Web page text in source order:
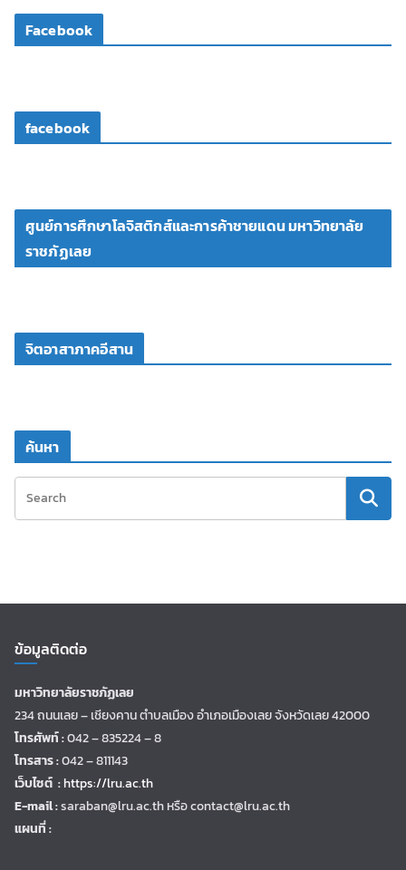
โ
Facebook
facebook
ศูนย์การศึกษาโลจิสติกส์และการค้าชายแดน มหาวิทยาลัย
ราชภัฏเลย
จิตอาสาภาคอีสาน
ค้นหา
ข้อมูลติดต่อ
มหาวิทยาลัยราชภัฏเลย
234 ถนนเลย – เชียงคาน ตำบลเมือง อำเภอเมืองเลย จังหวัดเลย 42000
โทรศัพท์ :042 – 835224 – 8
โทรสาร :042 – 811143
เว็บไซต์ :https://lru.ac.th
E-mail :saraban@lru.ac.thหรือ contact@lru.ac.th
แผนที่ :